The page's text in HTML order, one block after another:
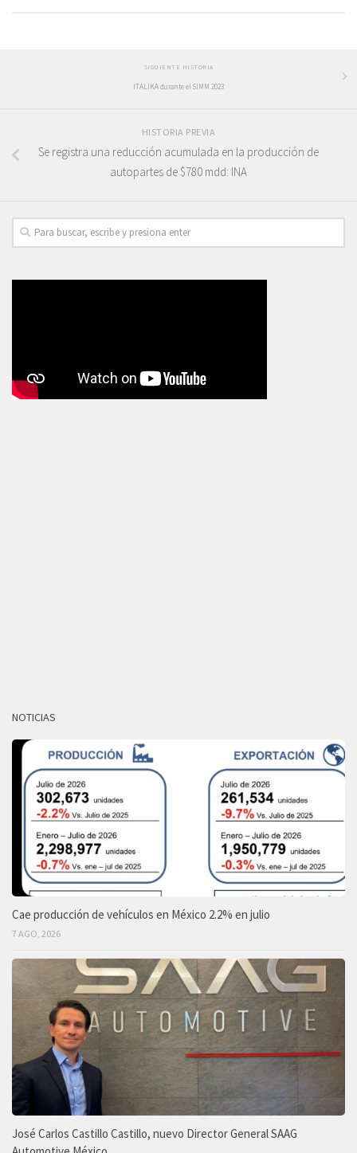
SIGUIENTE HISTORIA
ITALIKA durante el SIMM 2023
HISTORIA PREVIA
Se registra una reducción acumulada en la producción de
autopartes de $780 mdd: INA
NOTICIAS
Cae producción de vehículos en México 2.2% en julio
7 AGO, 2026
José Carlos Castillo Castillo, nuevo Director General SAAG